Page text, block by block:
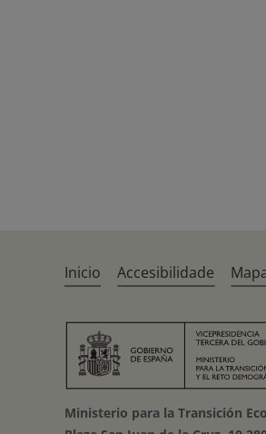
Inicio Accesibilidade
Ministerio para la Transición